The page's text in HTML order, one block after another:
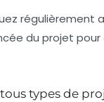
régulièrement
du projet
types de